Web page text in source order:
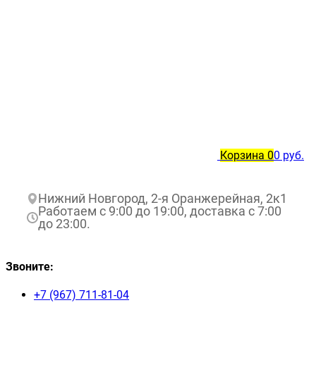
Корзина 00 руб.
Нижний Новгород, 2-я Оранжерейная, 2к1
Работаем с 9:00 до 19:00, доставка с 7:00
до 23:00.
Звоните:
+7 (967) 711-81-04